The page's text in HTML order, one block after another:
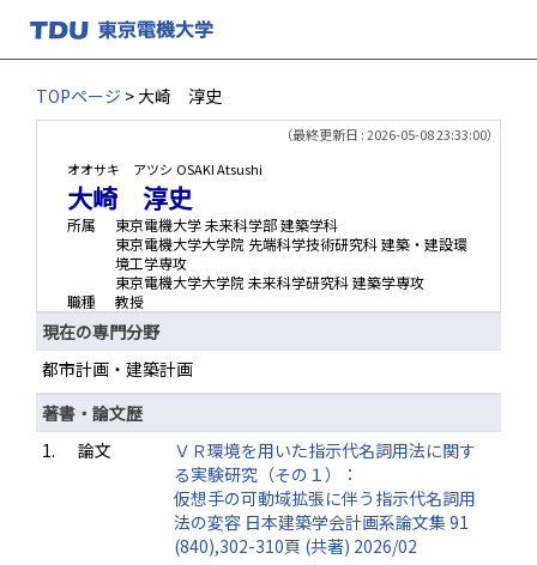
TOPページ > 大崎 淳史
（最終更新日 : 2026-05-08 23:33:00）
オオサキ アツシ OSAKI Atsushi
大崎 淳史
所属
東京電機大学 未来科学部 建築学科
東京電機大学大学院 先端科学技術研究科 建築・建設環
境工学専攻
東京電機大学大学院 未来科学研究科 建築学専攻
職種
教授
現在の専門分野
都市計画・建築計画
著書・論文歴
1.
論文
ＶＲ環境を用いた指示代名詞用法に関す
る実験研究（その１）：
仮想手の可動域拡張に伴う指示代名詞用
法の変容 日本建築学会計画系論文集 91
(840),302-310頁 (共著) 2026/02